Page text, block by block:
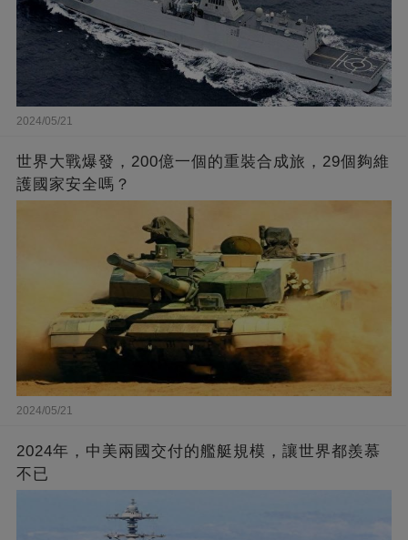
2024/05/21
世界大戰爆發，200億一個的重裝合成旅，29個夠維
護國家安全嗎？
2024/05/21
2024年，中美兩國交付的艦艇規模，讓世界都羨慕
不已